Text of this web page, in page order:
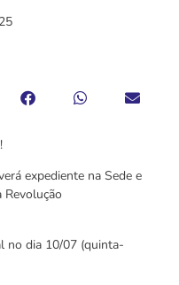
expediente na Sede e
no dia 10/07 (quinta-